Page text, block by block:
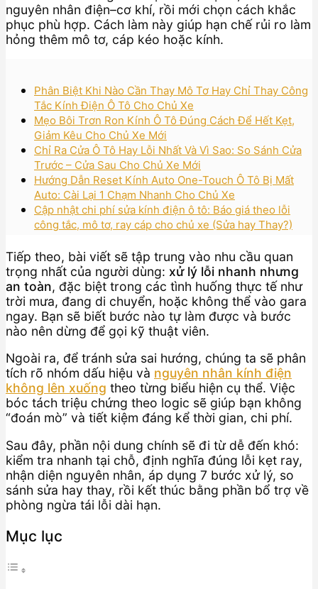
nguyên nhân điện–cơ khí, rồi mới chọn cách khắc
phục phù hợp. Cách làm này giúp hạn chế rủi ro làm
hỏng thêm mô tơ, cáp kéo hoặc kính.
Phân Biệt Khi Nào Cần Thay Mô Tơ Hay Chỉ Thay Công
Tắc Kính Điện Ô Tô Cho Chủ Xe
Mẹo Bôi Trơn Ron Kính Ô Tô Đúng Cách Để Hết Kẹt,
Giảm Kêu Cho Chủ Xe Mới
Chỉ Ra Cửa Ô Tô Hay Lỗi Nhất Và Vì Sao: So Sánh Cửa
Trước – Cửa Sau Cho Chủ Xe Mới
Hướng Dẫn Reset Kính Auto One-Touch Ô Tô Bị Mất
Auto: Cài Lại 1 Chạm Nhanh Cho Chủ Xe
Cập nhật chi phí sửa kính điện ô tô: Báo giá theo lỗi
công tắc, mô tơ, ray cáp cho chủ xe (Sửa hay Thay?)
Tiếp theo, bài viết sẽ tập trung vào nhu cầu quan
trọng nhất của người dùng: xử lý lỗi nhanh nhưng
an toàn, đặc biệt trong các tình huống thực tế như
trời mưa, đang di chuyển, hoặc không thể vào gara
ngay. Bạn sẽ biết bước nào tự làm được và bước
nào nên dừng để gọi kỹ thuật viên.
Ngoài ra, để tránh sửa sai hướng, chúng ta sẽ phân
tích rõ nhóm dấu hiệu và nguyên nhân kính điện
không lên xuống theo từng biểu hiện cụ thể. Việc
bóc tách triệu chứng theo logic sẽ giúp bạn không
“đoán mò” và tiết kiệm đáng kể thời gian, chi phí.
Sau đây, phần nội dung chính sẽ đi từ dễ đến khó:
kiểm tra nhanh tại chỗ, định nghĩa đúng lỗi kẹt ray,
nhận diện nguyên nhân, áp dụng 7 bước xử lý, so
sánh sửa hay thay, rồi kết thúc bằng phần bổ trợ về
phòng ngừa tái lỗi dài hạn.
Mục lục